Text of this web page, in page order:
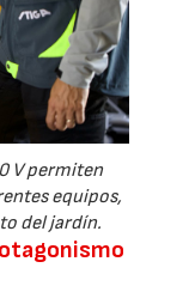
V permiten
equipos,
del jardín.